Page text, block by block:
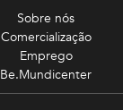
Sobre nós
Comercialização
Emprego
Be.Mundicenter